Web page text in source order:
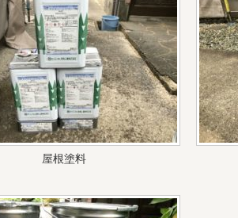
屋根塗料